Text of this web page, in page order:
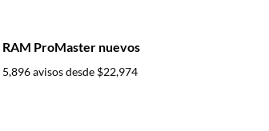
RAM ProMaster nuevos
5,896 avisos desde $22,974